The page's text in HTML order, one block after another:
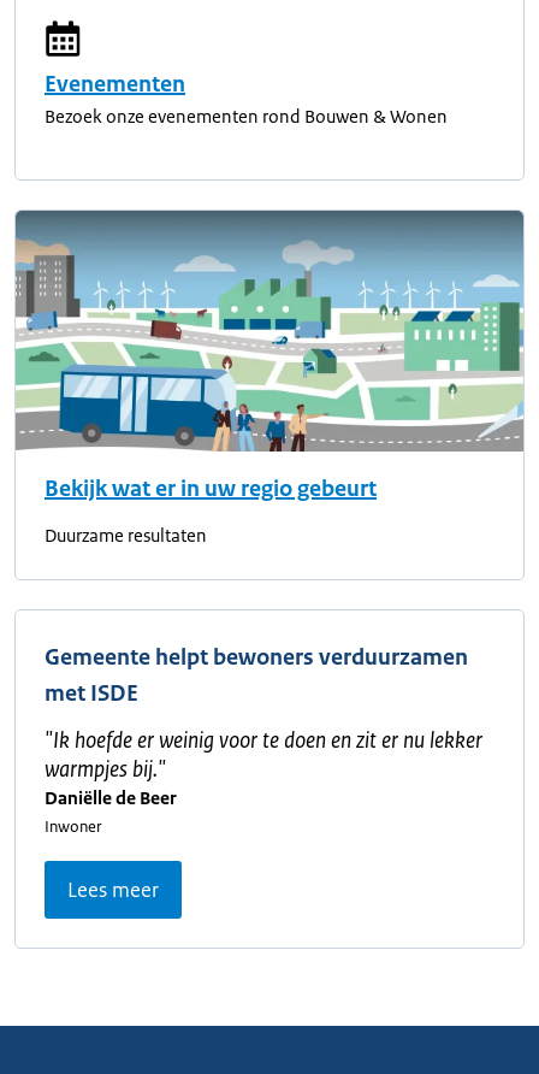
Evenementen
Bezoek onze evenementen rond Bouwen & Wonen
Bekijk wat er in uw regio gebeurt
Duurzame resultaten
Gemeente helpt bewoners verduurzamen
met ISDE
"Ik hoefde er weinig voor te doen en zit er nu lekker
warmpjes bij."
Daniëlle de Beer
Inwoner
Lees meer